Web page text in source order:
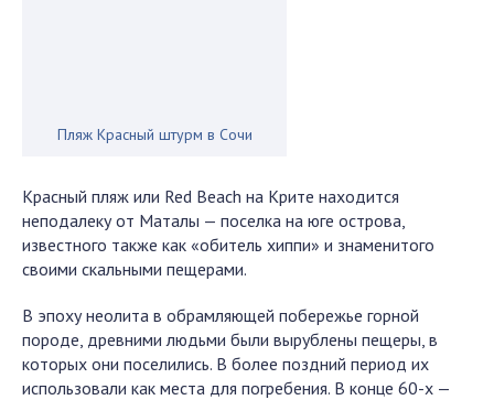
Пляж Красный штурм в Сочи
Красный пляж или Red Beach на Крите находится
неподалеку от Маталы — поселка на юге острова,
известного также как «обитель хиппи» и знаменитого
своими скальными пещерами.
В эпоху неолита в обрамляющей побережье горной
породе, древними людьми были вырублены пещеры, в
которых они поселились. В более поздний период их
использовали как места для погребения. В конце 60-х —